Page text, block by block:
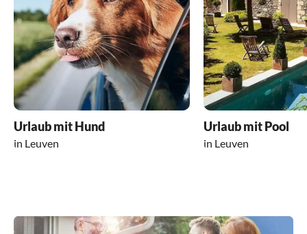
Urlaub mit Hund
in Leuven
Urlaub mit Pool
in Leuven